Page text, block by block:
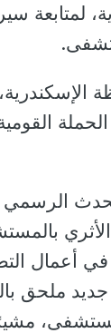
لمتابعة
أعمال
جديد ملحق